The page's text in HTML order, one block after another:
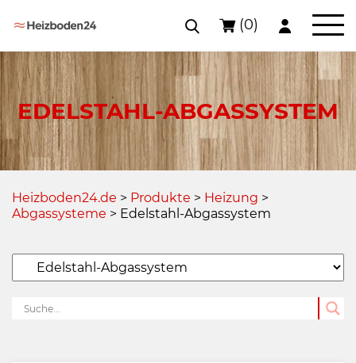
Skip
content
(0)
EDELSTAHL-ABGASSYSTEM
Heizboden24.de > Produkte > Heizung >
Abgassysteme > Edelstahl-Abgassystem